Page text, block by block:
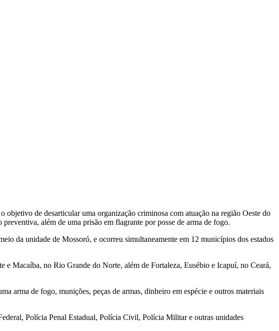
de desarticular uma organização criminosa com atuação na região Oeste do
além de uma prisão em flagrante por posse de arma de fogo.
da unidade de Mossoró, e ocorreu simultaneamente em 12 municípios dos estados
Macaíba, no Rio Grande do Norte, além de Fortaleza, Eusébio e Icapuí, no Ceará,
arma de fogo, munições, peças de armas, dinheiro em espécie e outros materiais
Polícia Penal Estadual, Polícia Civil, Polícia Militar e outras unidades